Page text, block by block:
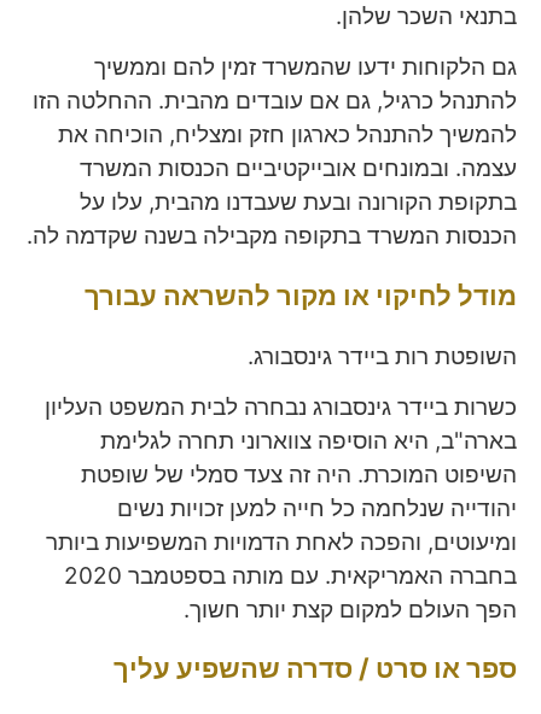
בתנאי השכר שלהן.
גם הלקוחות ידעו שהמשרד זמין להם וממשיך
להתנהל כרגיל, גם אם עובדים מהבית. ההחלטה הזו
להמשיך להתנהל כארגון חזק ומצליח, הוכיחה את
עצמה. ובמונחים אובייקטיביים הכנסות המשרד
בתקופת הקורונה ובעת שעבדנו מהבית, עלו על
הכנסות המשרד בתקופה מקבילה בשנה שקדמה לה.
מודל לחיקוי או מקור להשראה עבורך
השופטת רות ביידר גינסבורג.
כשרות ביידר גינסבורג נבחרה לבית המשפט העליון
בארה"ב, היא הוסיפה צווארוני תחרה לגלימת
השיפוט המוכרת. היה זה צעד סמלי של שופטת
יהודייה שנלחמה כל חייה למען זכויות נשים
ומיעוטים, והפכה לאחת הדמויות המשפיעות ביותר
בחברה האמריקאית. עם מותה בספטמבר 2020
הפך העולם למקום קצת יותר חשוך.
ספר או סרט / סדרה שהשפיע עליך